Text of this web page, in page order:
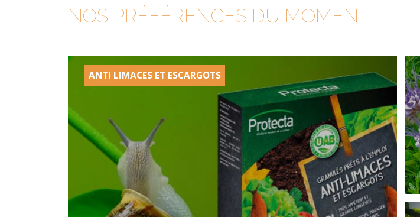
NOS PRÉFÉRENCES DU MOMENT
ANTI LIMACES ET ESCARGOTS